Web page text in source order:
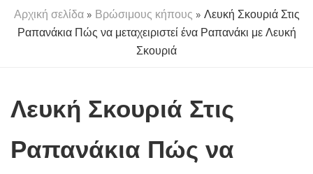
Αρχική σελίδα» Βρώσιμους κήπους » Λευκή Σκουριά Στις
Ραπανάκια Πώς να μεταχειριστεί ένα Ραπανάκι με Λευκή
Σκουριά
Λευκή Σκουριά Στις
Ραπανάκια Πώς να